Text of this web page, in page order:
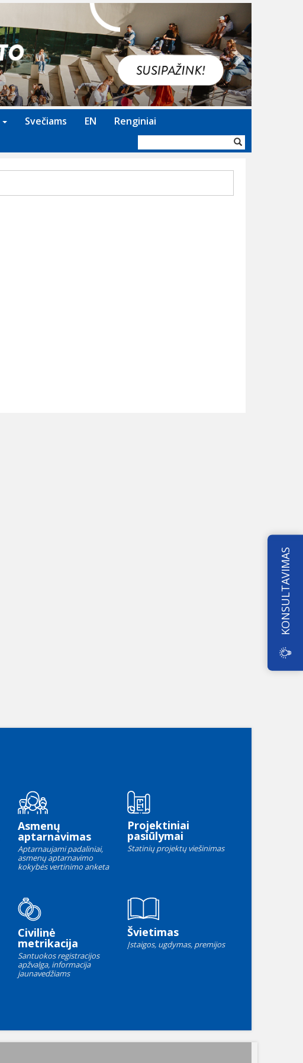
Svečiams EN Renginiai
forma
Asmenų
aptarnavimas
Aptarnaujami padaliniai,
asmenų aptarnavimo
kokybės vertinimo anketa
Projektiniai
pasiūlymai
Statinių projektų viešinimas
Civilinė
metrikacija
Santuokos registracijos
apžvalga, informacija
jaunavedžiams
Švietimas
Įstaigos, ugdymas, premijos
KONSULTAVIMAS